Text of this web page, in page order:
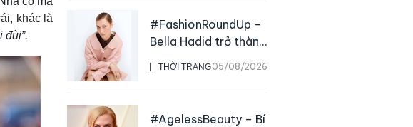
khác là
đùi”.
THỜI TRANG05/08/2026
#FashionRoundUp –
Bella Hadid trở thành
Đại sứ Toàn cầu của
Prada Beauty,
CHANEL mua lại
#AgelessBeauty – Bí